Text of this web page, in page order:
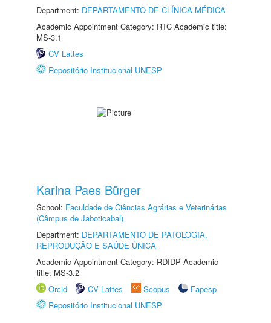
Department: DEPARTAMENTO DE CLÍNICA MÉDICA
Academic Appointment Category: RTC Academic title:
MS-3.1
CV Lattes
Repositório Institucional UNESP
Karina Paes Bürger
School: Faculdade de Ciências Agrárias e Veterinárias
(Câmpus de Jaboticabal)
Department: DEPARTAMENTO DE PATOLOGIA,
REPRODUÇÃO E SAÚDE ÚNICA
Academic Appointment Category: RDIDP Academic
title: MS-3.2
Orcid
CV Lattes Scopus
Fapesp
Repositório Institucional UNESP